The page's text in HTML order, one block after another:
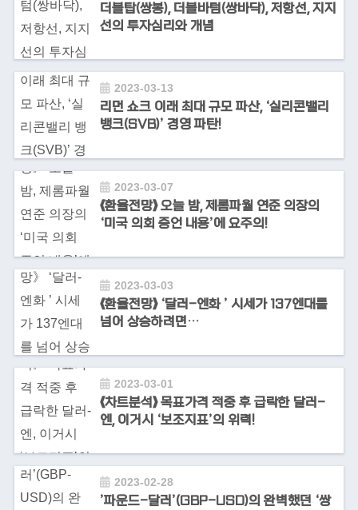
더블탑(쌍봉), 더블바텀(쌍바닥), 저항선, 지지
선의 투자심리와 개념
2023-03-13
리먼 쇼크 이래 최대 규모 파산, ‘실리콘밸리
뱅크(SVB)’ 경영 파탄!
2023-03-07
《환율전망》 오늘 밤, 제롬파월 연준 의장의
‘미국 의회 증언 내용’에 요주의!
2023-03-03
《환율전망》 ‘달러-엔화 ’ 시세가 137엔대를
넘어 상승하려면…
2023-03-01
《차트분석》 목표가격 적중 후 급락한 달러-
엔, 이거시 ‘보조지표’의 위력!
2023-02-28
’파운드-달러’(GBP-USD)의 완벽했던 ‘쌍